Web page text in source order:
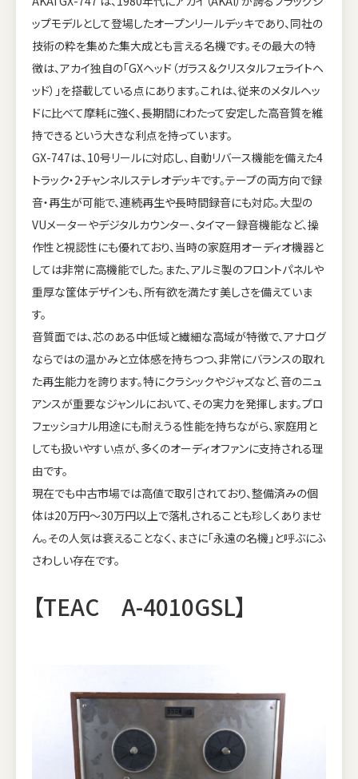
ップモデルとして登場したオープンリールデッキであり、同社の
技術の粋を集めた集大成とも言える名機です。その最大の特
徴は、アカイ独自の「GXヘッド（ガラス＆クリスタルフェライトヘ
ッド）」を搭載している点にあります。これは、従来のメタルヘッ
ドに比べて摩耗に強く、長期間にわたって安定した高音質を維
持できるという大きな利点を持っています。
GX-747は、10号リールに対応し、自動リバース機能を備えた4
トラック・2チャンネルステレオデッキです。テープの両方向で録
音・再生が可能で、連続再生や長時間録音にも対応。大型の
VUメーターやデジタルカウンター、タイマー録音機能など、操
作性と視認性にも優れており、当時の家庭用オーディオ機器と
しては非常に高機能でした。また、アルミ製のフロントパネルや
重厚な筐体デザインも、所有欲を満たす美しさを備えていま
す。
音質面では、芯のある中低域と繊細な高域が特徴で、アナログ
ならではの温かみと立体感を持ちつつ、非常にバランスの取れ
た再生能力を誇ります。特にクラシックやジャズなど、音のニュ
アンスが重要なジャンルにおいて、その実力を発揮します。プロ
フェッショナル用途にも耐えうる性能を持ちながら、家庭用と
しても扱いやすい点が、多くのオーディオファンに支持される理
由です。
現在でも中古市場では高値で取引されており、整備済みの個
体は20万円〜30万円以上で落札されることも珍しくありませ
ん。その人気は衰えることなく、まさに「永遠の名機」と呼ぶにふ
さわしい存在です。
【TEAC A-4010GSL】